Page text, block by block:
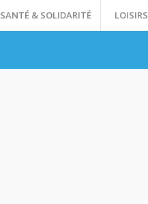
SANTÉ & SOLIDARITÉ LOISIRS